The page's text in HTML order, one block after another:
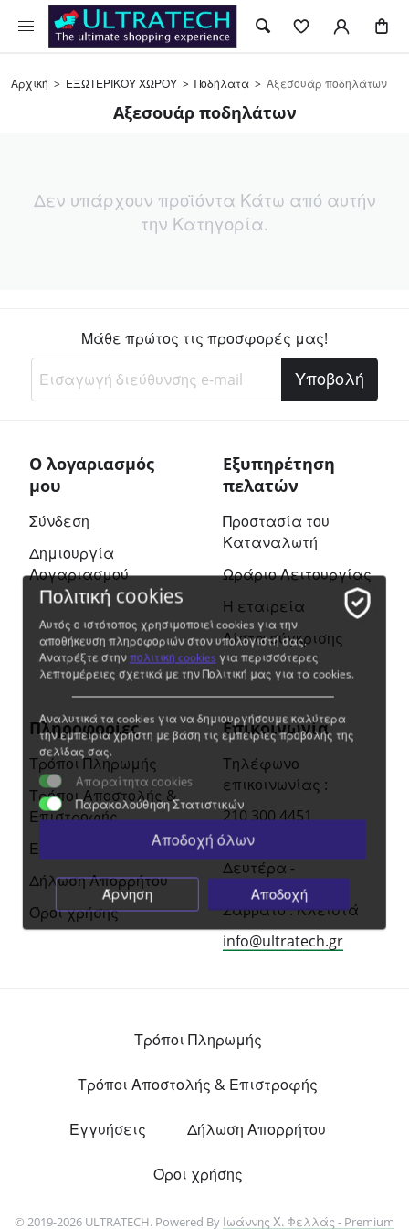
Αρχική > ΕΞΩΤΕΡΙΚΟΥ ΧΩΡΟΥ > Ποδήλατα > Αξεσουάρ ποδηλάτων
Αξεσουάρ ποδηλάτων
Δεν υπάρχουν προϊόντα Κάτω από αυτήν
την Κατηγορία.
Μάθε πρώτος τις προσφορές μας!
Υποβολή
Ο λογαριασμός
μου
Σύνδεση
Δημιουργία
Λογαριασμού
Εξυπηρέτηση
πελατών
Προστασία του
Καταναλωτή
Ωράριο Λειτουργίας
Η εταιρεία
Λίστα σύγκρισης
Πληροφορίες
Τρόποι Πληρωμής
Τρόποι Αποστολής &
Επιστροφής
Εγγυήσεις
Δήλωση Απορρήτου
Όροι χρήσης
Επικοινωνία
Τηλέφωνο
επικοινωνίας :
210 300 4451
09:00 am — 14:00pm
Δευτέρα -
Παρασκευή
Σάββατο : Κλειστά
info@ultratech.gr
Τρόποι Πληρωμής
Τρόποι Αποστολής & Επιστροφής
Εγγυήσεις Δήλωση Απορρήτου
Όροι χρήσης
© 2019-2026 ULTRATECH. Powered By Ιωάννης Χ. Φελλάς - Premium
Πολιτική cookies
Αυτός ο ιστότοπος χρησιμοποιεί cookies για την
αποθήκευση πληροφοριών στον υπολογιστή σας.
Ανατρέξτε στηνπολιτική cookies για περισσότερες
λεπτομέρειες σχετικά με την Πολιτική μας για τα cookies.
Αναλυτικά τα cookies για να δημιουργήσουμε καλύτερα
την εμπειρία χρήστη με βάση τις εμπειρίες προβολής της
σελίδας σας.
Απαραίτητα cookies
Παρακολούθηση Στατιστικών
Αποδοχή όλων
Άρνηση Αποδοχή